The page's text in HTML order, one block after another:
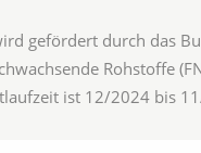
gefördert durch das
Rohstoffe
ist 12/2024 bis